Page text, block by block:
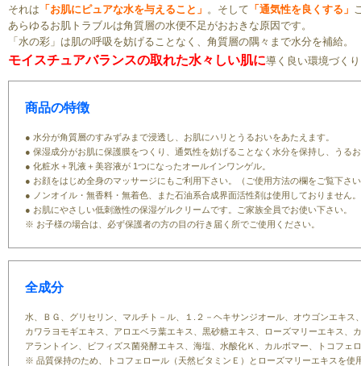
それは 「お肌にピュアな水を与えること」 。そして 「通気性を良くする」
あらゆるお肌トラブルは角質層の水便不足がおおきな原因です。
「水の彩」は肌の呼吸を妨げることなく、角質層の隅々まで水分を補給。
モイスチュアバランスの取れた水々しい肌に導く良い環境づく
商品の特徴
● 水分が角質層のすみずみまで浸透し、お肌にハリとうるおいをあたえます。
● 保湿成分がお肌に保護膜をつくり、通気性を妨げることなく水分を保持し、うる
● 化粧水＋乳液＋美容液が 1つになったオールインワンゲル。
● お顔をはじめ全身のマッサージにもご利用下さい。（ご使用方法の欄をご覧下さ
● ノンオイル・無香料・無着色、また石油系合成界面活性剤は使用しておりません。
● お肌にやさしい低刺激性の保湿ゲルクリームです。ご家族全員でお使い下さい。
※ お子様の場合は、必ず保護者の方の目の行き届く所でご使用ください。
全成分
水、ＢＧ、グリセリン、マルチト－ル、１.２－ヘキサンジオール、オウゴンエキ
カワラヨモギエキス、アロエベラ葉エキス、黒砂糖エキス、ローズマリーエキス、
アラントイン、ビフィズス菌発酵エキス、海塩、水酸化Ｋ、カルボマー、トコフェ
※ 品質保持のため、トコフェロール（天然ビタミンＥ）とローズマリーエキスを使